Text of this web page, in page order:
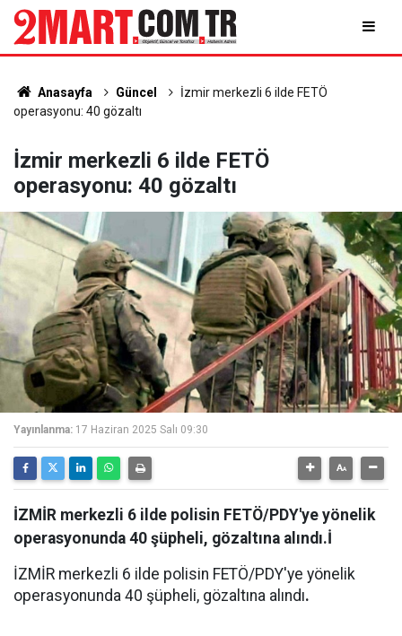
Anasayfa Güncel
İzmir merkezli 6 ilde FETÖ
operasyonu: 40 gözaltı
İzmir merkezli 6 ilde FETÖ
operasyonu: 40 gözaltı
Yayınlanma: 17 Haziran 2025 Salı 09:30
İZMİR merkezli 6 ilde polisin FETÖ/PDY'ye yönelik
operasyonunda 40 şüpheli, gözaltına alındı.İ
İZMİR merkezli 6 ilde polisin FETÖ/PDY'ye yönelik
operasyonunda 40 şüpheli, gözaltına alındı.